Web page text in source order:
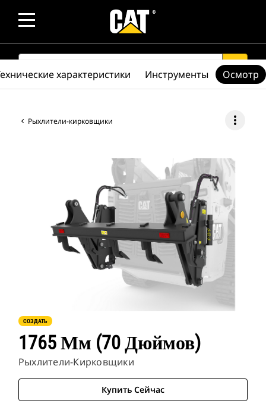
SEARCH search
Рыхлители-кирковщики more_vert
СОЗДАТЬ
1765 Мм (70 Дюймов)
Рыхлители-Кирковщики
Купить Сейчас
характеристики Инструменты Осмотр